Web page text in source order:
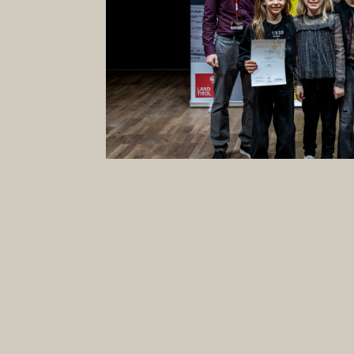
Wir gratulieren Anna Sophie, Lea Marie
dir schon jetzt ganz fest die Daumen!